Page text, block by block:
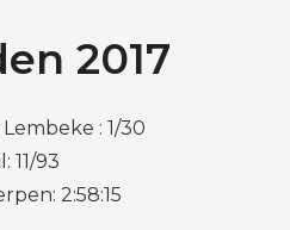
2017
: 1/30
11/93
2:58:15